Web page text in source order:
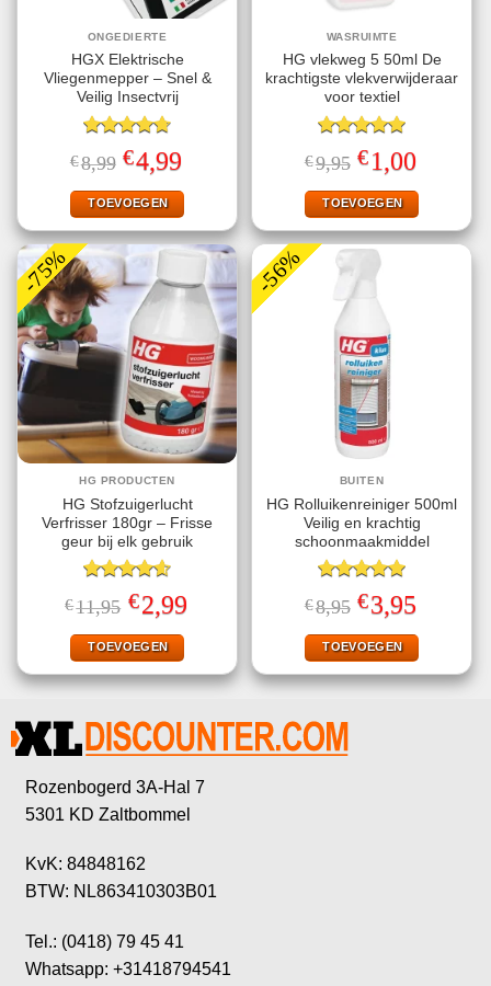
ONGEDIERTE
HGX Elektrische
Vliegenmepper – Snel &
Veilig Insectvrij
Gewaardeerd
4.70uit 5
€8,99 Oorspronkelijke
prijs
was:
€8,99.
€4,99
is:
€4,99.
TOEVOEGEN
WASRUIMTE
HG vlekweg 5 50ml De
krachtigste vlekverwijderaar
voor textiel
Gewaardeerd
5.00uit 5
€9,95 Oorspronkelijke
prijs
was:
€9,95.
€1,00
is:
€1,00.
TOEVOEGEN
-75%
HG PRODUCTEN
HG Stofzuigerlucht
Verfrisser 180gr – Frisse
geur bij elk gebruik
Gewaardeerd
4.57uit 5
€11,95 Oorspronkelijke
prijs
was:
€11,95.
€2,99Huidige
prijs
TOEVOEGEN
-56%
BUITEN
HG Rolluikenreiniger 500ml
Veilig en krachtig
schoonmaakmiddel
Gewaardeerd
5.00uit 5
€8,95 Oorspronkelijke
prijs
was:
€8,95.
€3,95
is:
€3,95.
TOEVOEGEN
Rozenbogerd 3A-Hal 7
5301 KD Zaltbommel
KvK: 84848162
BTW: NL863410303B01
Tel.: (0418) 79 45 41
Whatsapp: +31418794541